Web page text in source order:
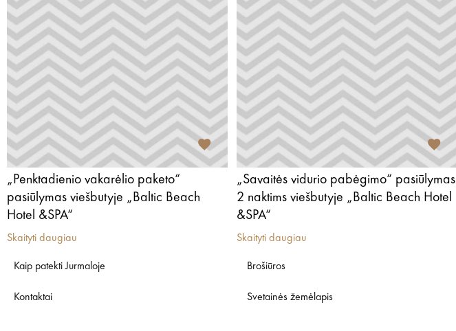
„Penktadienio vakarėlio paketo“
pasiūlymas viešbutyje „Baltic Beach
Hotel &SPA“
Skaityti daugiau
„Savaitės vidurio pabėgimo“ pasiūlymas
2 naktims viešbutyje „Baltic Beach Hotel
&SPA“
Skaityti daugiau
Kaip patekti Jurmaloje
Kontaktai
Brošiūros
Svetainės žemėlapis